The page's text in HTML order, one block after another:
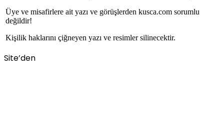
Üye ve misafirlere ait yazı ve görüşlerden kusca.com sorumlu
değildir!
Kişilik haklarını çiğneyen yazı ve resimler silinecektir.
Site’den